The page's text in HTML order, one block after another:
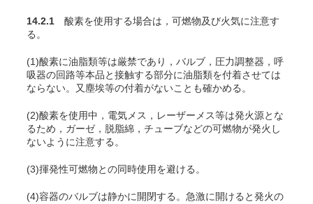
14.2.1 酸素を使用する場合は，可燃物及び火気に注意す
る。
(1)酸素に油脂類等は厳禁であり，バルブ，圧力調整器，呼
吸器の回路等本品と接触する部分に油脂類を付着させては
ならない。又塵埃等の付着がないことも確かめる。
(2)酸素を使用中，電気メス，レーザーメス等は発火源とな
るため，ガーゼ，脱脂綿，チューブなどの可燃物が発火し
ないように注意する 。
(3)揮発性可燃物との同時使用を避ける。
(4)容器のバルブは静かに開閉する。急激に開けると発火の